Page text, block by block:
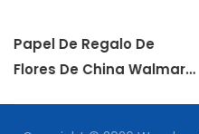
Papel De Regalo De
Flores De China Walmart